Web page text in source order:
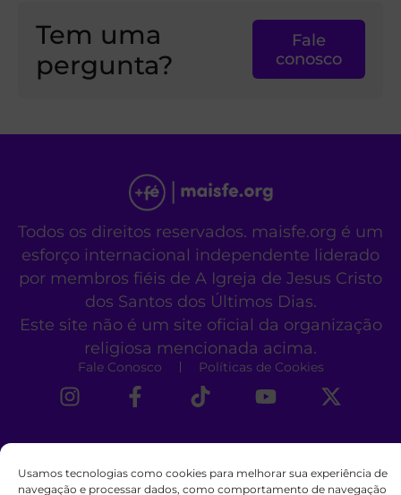
Usamos tecnologias como cookies para melhorar sua experiência de
navegação e processar dados, como comportamento de navegação
Tem uma
pergunta?
Fale
conosco
Todos os direitos reservados. maisfe.org é um
esforço internacional independente liderado
por membros fiéis de A Igreja de Jesus Cristo
dos Santos dos Últimos Dias.
Este site não é um site oficial da organização
religiosa mencionada acima.
Fale Conosco Políticas de Cookies